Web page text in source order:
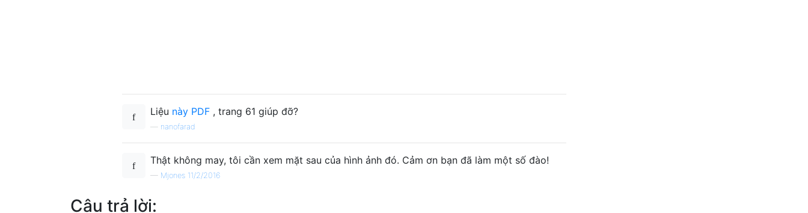
Liệu này PDF , trang 61 giúp đỡ?
nanofarad
Thật không may, tôi cần xem mặt sau của hình ảnh đó. Cảm ơn bạn đã làm một số đào!
— Mjones 11/2/2016
Câu trả lời: